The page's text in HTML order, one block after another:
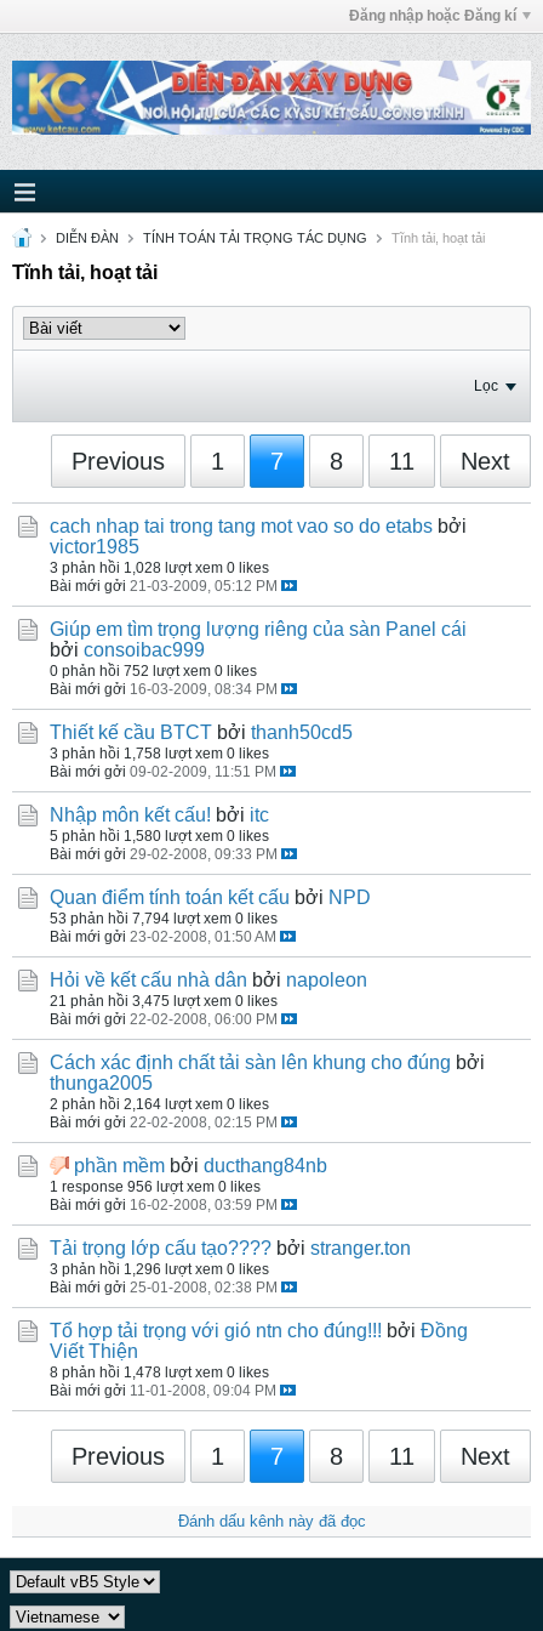
Đăng nhập hoặc Đăng kí
DIỄN ĐÀN TÍNH TOÁN TẢI TRỌNG TÁC DỤNG Tĩnh tải, hoạt tải
Tĩnh tải, hoạt tải
Lọc
Previous 1 7 8 11 Next
cach nhap tai trong tang mot vao so do etabs bởi
victor1985
3 phản hồi 1,028 lượt xem 0 likes
Bài mới gởi 21-03-2009, 05:12 PM
Giúp em tìm trọng lượng riêng của sàn Panel cái
bởi consoibac999
0 phản hồi 752 lượt xem 0 likes
Bài mới gởi 16-03-2009, 08:34 PM
Thiết kế cầu BTCT bởi thanh50cd5
3 phản hồi 1,758 lượt xem 0 likes
Bài mới gởi 09-02-2009, 11:51 PM
Nhập môn kết cấu! bởi itc
5 phản hồi 1,580 lượt xem 0 likes
Bài mới gởi 29-02-2008, 09:33 PM
Quan điểm tính toán kết cấu bởi NPD
53 phản hồi 7,794 lượt xem 0 likes
Bài mới gởi 23-02-2008, 01:50 AM
Hỏi về kết cấu nhà dân bởi napoleon
21 phản hồi 3,475 lượt xem 0 likes
Bài mới gởi 22-02-2008, 06:00 PM
Cách xác định chất tải sàn lên khung cho đúng bởi
thunga2005
2 phản hồi 2,164 lượt xem 0 likes
Bài mới gởi 22-02-2008, 02:15 PM
phần mềm bởi ducthang84nb
1 response 956 lượt xem 0 likes
Bài mới gởi 16-02-2008, 03:59 PM
Tải trọng lớp cấu tạo???? bởi stranger.ton
3 phản hồi 1,296 lượt xem 0 likes
Bài mới gởi 25-01-2008, 02:38 PM
Tổ hợp tải trọng với gió ntn cho đúng!!! bởi Đồng
Viết Thiện
8 phản hồi 1,478 lượt xem 0 likes
Bài mới gởi 11-01-2008, 09:04 PM
Previous 1 7 8 11 Next
Đánh dấu kênh này đã đọc